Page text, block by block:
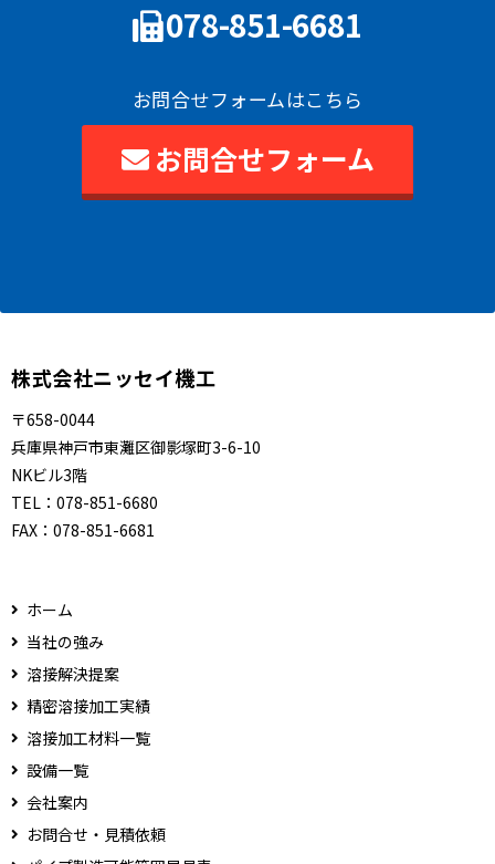
078-851-6681
お問合せフォームはこちら
お問合せフォーム
株式会社ニッセイ機工
〒658-0044
兵庫県神戸市東灘区御影塚町3-6-10
NKビル3階
TEL： 078-851-6680
FAX： 078-851-6681
ホーム
当社の強み
溶接解決提案
精密溶接加工実績
溶接加工材料一覧
設備一覧
会社案内
お問合せ・見積依頼